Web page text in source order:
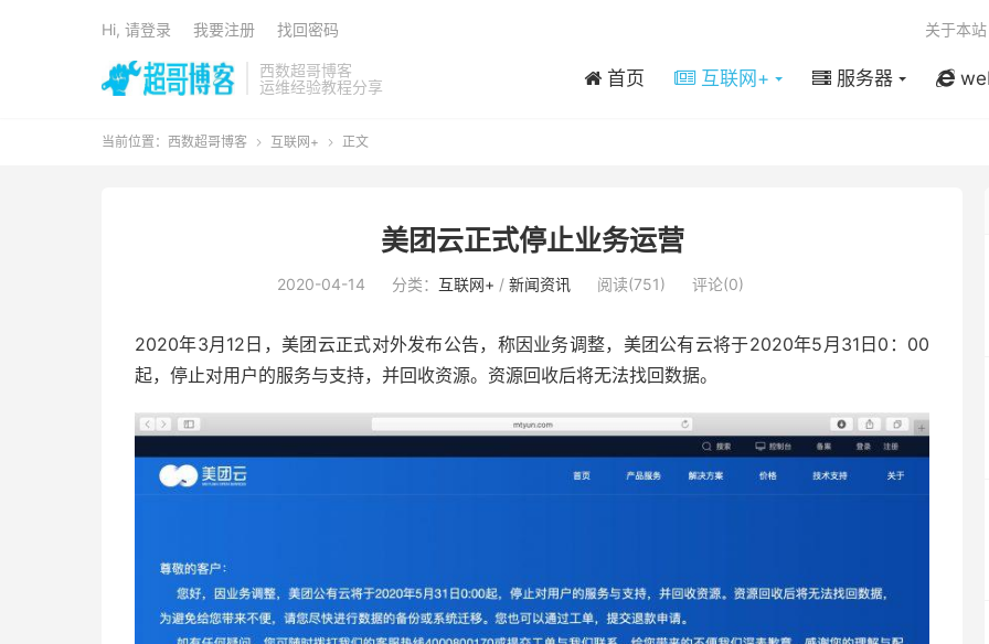
西数超哥博客
运维经验教程分享
首页 互联网+ 服务器
关于本站
Hi, 请登录 我要注册 找回密码
当前位置： 西数超哥博客  互联网+  正文
美团云正式停止业务运营
2020-04-14 分类： 互联网+ / 新闻资讯 阅读(751) 评论(0)
2020年3月12日，美团云正式对外发布公告，称因业务调整，美团公有云将于2020年5月31日0：00
起，停止对用户的服务与支持，并回收资源。资源回收后将无法找回数据。